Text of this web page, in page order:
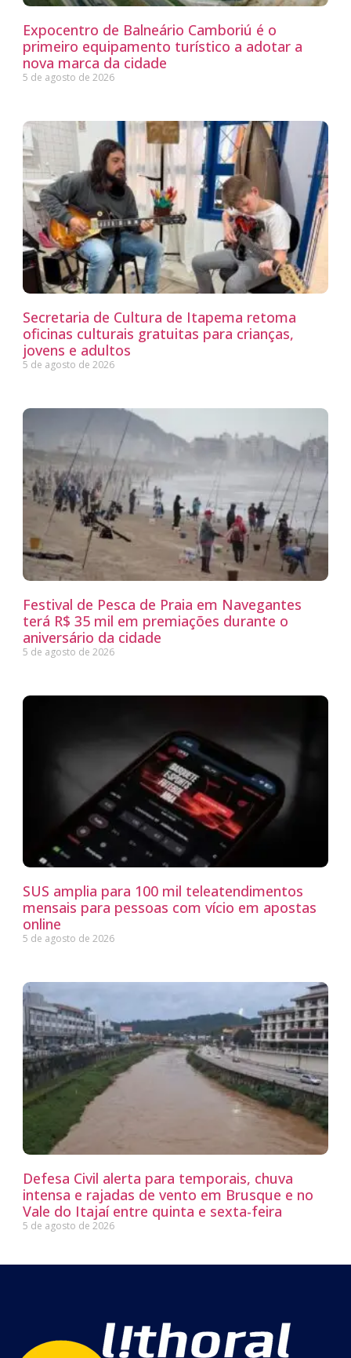
Expocentro de Balneário Camboriú é o
primeiro equipamento turístico a adotar a
nova marca da cidade
5 de agosto de 2026
Secretaria de Cultura de Itapema retoma
oficinas culturais gratuitas para crianças,
jovens e adultos
5 de agosto de 2026
Festival de Pesca de Praia em Navegantes
terá R$ 35 mil em premiações durante o
aniversário da cidade
5 de agosto de 2026
SUS amplia para 100 mil teleatendimentos
mensais para pessoas com vício em apostas
online
5 de agosto de 2026
Defesa Civil alerta para temporais, chuva
intensa e rajadas de vento em Brusque e no
Vale do Itajaí entre quinta e sexta-feira
5 de agosto de 2026